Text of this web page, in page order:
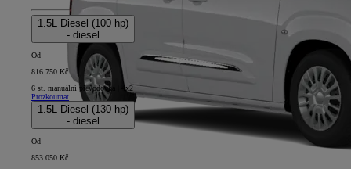
1.5L Diesel (100 hp)
- diesel
Od
816 750 Kč
6 st. manuální převodovka | 4x2
Prozkoumat
1.5L Diesel (130 hp)
- diesel
Od
853 050 Kč